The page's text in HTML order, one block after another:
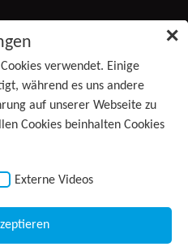
✕
verwendet. Einige
während es uns andere
auf unserer Webseite zu
Cookies beinhalten Cookies
Externe Videos